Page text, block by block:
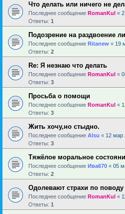
Что делать или ничего не
Последнее сообщение RomanKul «
Ответы: 1
Подозрение на раздвоение
Последнее сообщение Ritanew « 19
Ответы: 2
Re: Я незнаю что делать
Последнее сообщение RomanKul «
Ответы: 3
Просьба о помощи
Последнее сообщение RomanKul «
Ответы: 3
Жить хочу,но стыдно.
Последнее сообщение Alsu « 12 мар
Ответы: 3
Тяжёлое моральное
Последнее сообщение Ива670 « 05
Ответы: 2
Одолевают страхи по поводу
Последнее сообщение RomanKul «
Ответы: 1